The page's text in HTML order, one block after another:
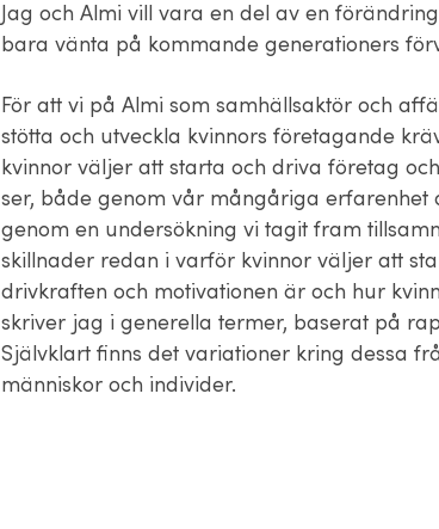
Jag och Almi vill vara en del av en
bara vänta på kommande generationers
För att vi på Almi som samhällsaktör och
stötta och utveckla kvinnors företagande
kvinnor väljer att starta och driva företag
ser, både genom vår mångåriga erfarenhet
genom en undersökning vi tagit fram
skillnader redan i varför kvinnor väljer att
drivkraften och motivationen är och hur
skriver jag i generella termer, baserat på
Självklart finns det variationer kring dessa
människor och individer.